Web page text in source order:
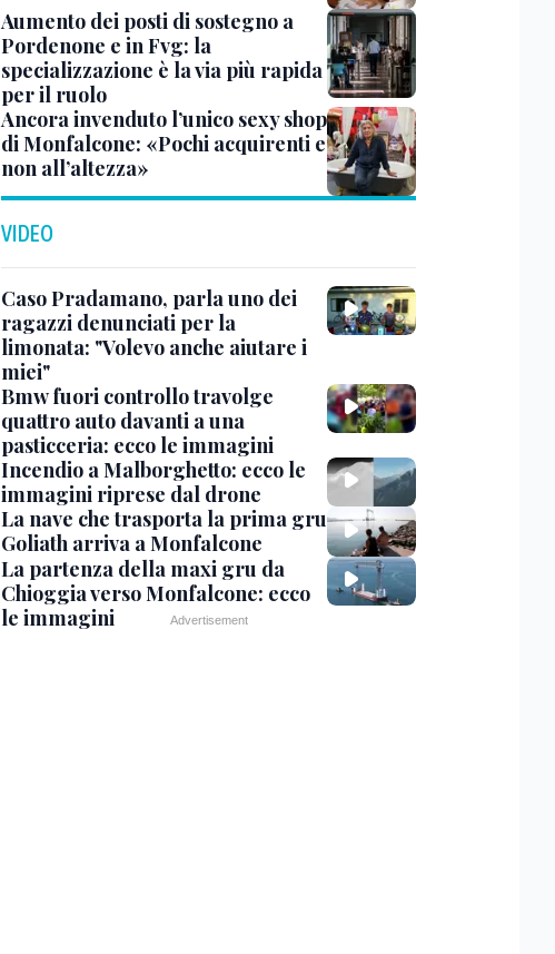
Aumento dei posti di sostegno a
Pordenone e in Fvg: la
specializzazione è la via più rapida
per il ruolo
Ancora invenduto l’unico sexy shop
di Monfalcone: «Pochi acquirenti e
non all’altezza»
VIDEO
Caso Pradamano, parla uno dei
ragazzi denunciati per la
limonata: "Volevo anche aiutare i
miei"
Bmw fuori controllo travolge
quattro auto davanti a una
pasticceria: ecco le immagini
Incendio a Malborghetto: ecco le
immagini riprese dal drone
La nave che trasporta la prima gru
Goliath arriva a Monfalcone
La partenza della maxi gru da
Chioggia verso Monfalcone: ecco
le immagini